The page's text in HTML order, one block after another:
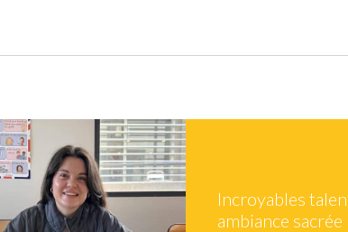
Incroyables
ambiance sacrée